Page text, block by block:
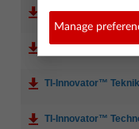
TI-Innovator™
TI-Innovator™
TI-Innovator™
TI-Innovator™
Manage